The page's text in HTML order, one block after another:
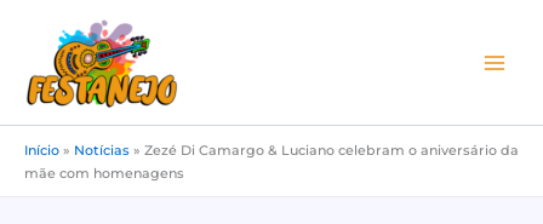
conteúdo
Início » Notícias » Zezé Di Camargo & Luciano celebram o aniversário da
mãe com homenagens